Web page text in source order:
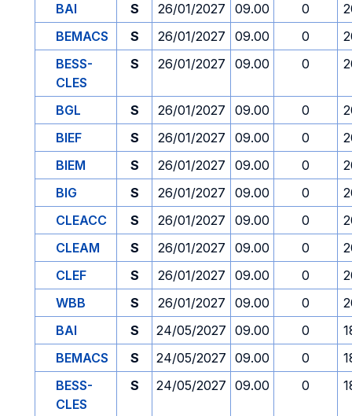
BAI
S 26/01/2027 09.00 0
BEMACS
S 26/01/2027 09.00 0
BESS-
CLES
S 26/01/2027 09.00 0
BGL S 26/01/2027 09.00 0
BIEF
S 26/01/2027 09.00 0
BIEM
S 26/01/2027 09.00 0
BIG
S 26/01/2027 09.00 0
CLEACC
S 26/01/2027 09.00 0
CLEAM
S 26/01/2027 09.00 0
CLEF
S 26/01/2027 09.00 0
WBB
S 26/01/2027 09.00 0
BAI
S 24/05/2027 09.00 0
BEMACS
S 24/05/2027 09.00 0
BESS-
CLES
S 24/05/2027 09.00 0